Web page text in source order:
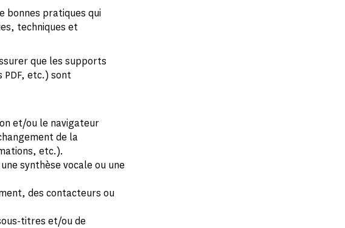
bonnes pratiques qui
techniques et
que les supports
etc.) sont
et/ou le navigateur
de la
etc.).
synthèse vocale ou une
des contacteurs ou
titres et/ou de